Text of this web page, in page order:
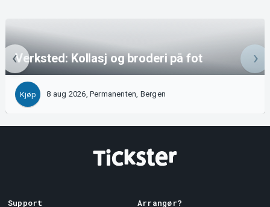
Verksted: Kollasj og broderi på fot
Kjøp 8 aug 2026, Permanenten, Bergen
Support Arrangør?